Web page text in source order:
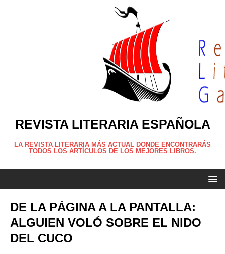
REVISTA LITERARIA ESPAÑOLA
LA REVISTA LITERARIA MÁS ACTUAL DONDE ENCONTRARÁS
TODOS LOS ARTÍCULOS DE LOS MEJORES LIBROS.
DE LA PÁGINA A LA PANTALLA:
ALGUIEN VOLÓ SOBRE EL NIDO
DEL CUCO